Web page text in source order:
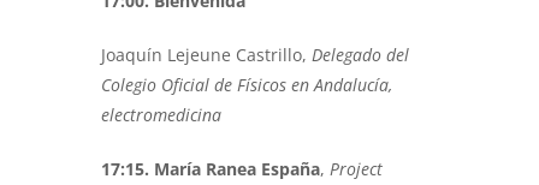
Joaquín Lejeune Castrillo, Delegado del
Colegio Oficial de Físicos en Andalucía,
electromedicina
17:15. María Ranea España, Project